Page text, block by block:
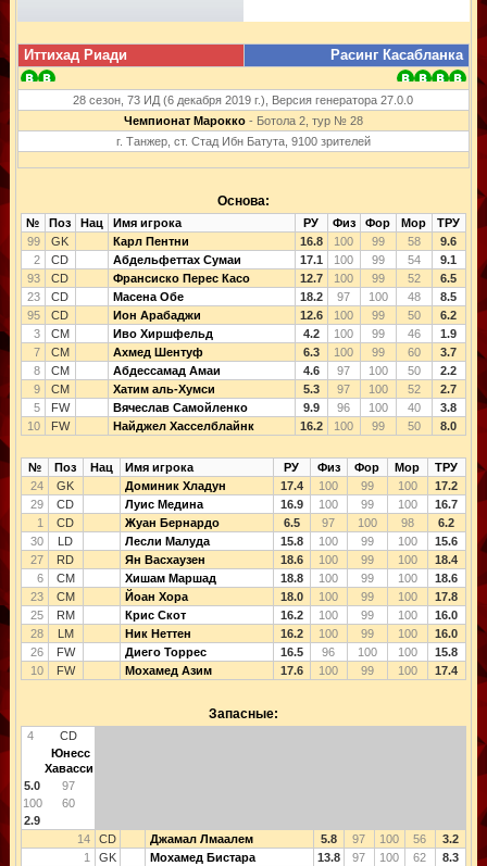
Иттихад Риади Расинг Касабланка
28 сезон, 73 ИД (6 декабря 2019 г.), Версия генератора 27.0.0
Чемпионат Марокко- Ботола 2, тур № 28
г. Танжер, ст. Стад Ибн Батута, 9100 зрителей
Основа:
№ Поз Нац Имя игрока РУ Физ Фор Мор
ТРУ
99
GK Карл Пентни 16.8 100 99 58
9.6
2
CD Абдельфеттах Сумаи 17.1 100 99 54
9.1
93
CD Франсиско Перес Касо 12.7 100 99 52
6.5
23
CD Масена Обе 18.2 97 100 48
8.5
95
CD Ион Арабаджи 12.6 100 99 50
6.2
3
CM Иво Хиршфельд 4.2 100 99 46
1.9
7
CM Ахмед Шентуф 6.3 100 99 60
3.7
8
CM Абдессамад Амаи 4.6 97 100 50
2.2
9
CM Хатим аль-Хумси 5.3 97 100 52
2.7
5
FW Вячеслав Самойленко 9.9 96 100 40
3.8
10
FW Найджел Хасселблайнк 16.2 100 99 50 8.0
№ Поз Нац Имя игрока РУ Физ Фор Мор
ТРУ
24
GK Доминик Хладун 17.4 100 99 100
17.2
29
CD Луис Медина 16.9 100 99 100
16.7
1
CD Жуан Бернардо 6.5 97 100 98
6.2
30
LD Лесли Малуда 15.8 100 99 100
15.6
27
RD Ян Васхаузен 18.6 100 99 100
18.4
6
CM Хишам Маршад 18.8 100 99 100
18.6
23
CM Йоан Хора 18.0 100 99 100
17.8
25
RM Крис Скот 16.2 100 99 100
16.0
28
LM Ник Неттен 16.2 100 99 100
16.0
26
FW Диего Торрес 16.5 96 100 100
15.8
10
FW Мохамед Азим 17.6 100 99 100 17.4
Запасные:
4
CD
Юнесс
Хавасси
5.0
97
100
60
2.9
14
CD Джамал Лмаалем 5.8 97 100 56
3.2
1
GK Мохамед Бистара 13.8 97 100 62
8.3